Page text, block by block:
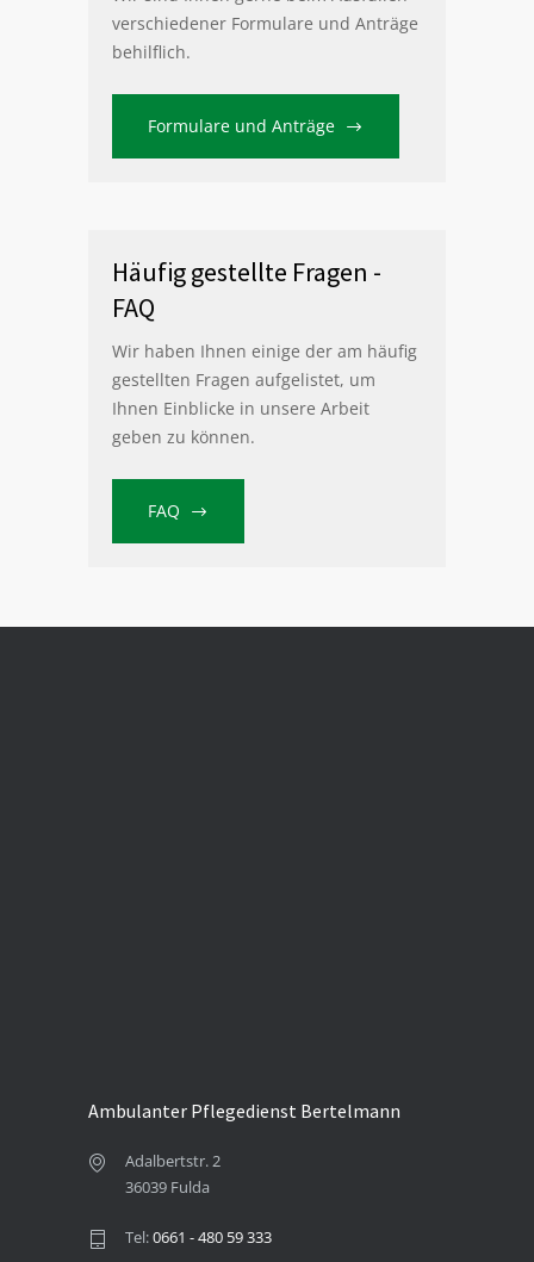
verschiedener Formulare und Anträge
behilflich.
Formulare und Anträge
Häufig gestellte Fragen -
FAQ
Wir haben Ihnen einige der am häufig
gestellten Fragen aufgelistet, um
Ihnen Einblicke in unsere Arbeit
geben zu können.
FAQ
Ambulanter Pflegedienst Bertelmann
Adalbertstr. 2
36039 Fulda
Tel:0661 - 480 59 333